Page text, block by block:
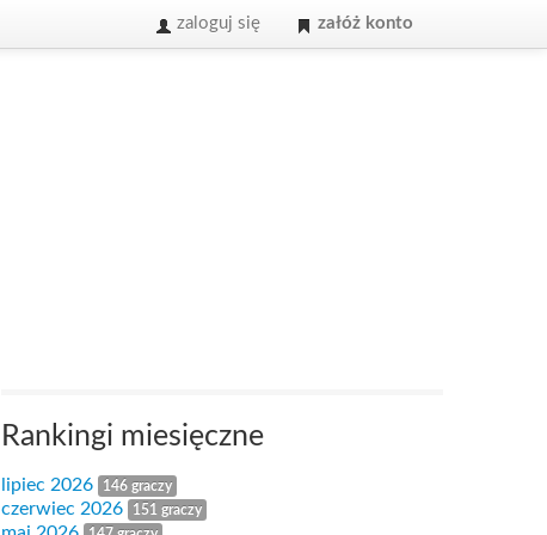
zaloguj się załóż konto
Rankingi miesięczne
lipiec 2026 146 graczy
czerwiec 2026 151 graczy